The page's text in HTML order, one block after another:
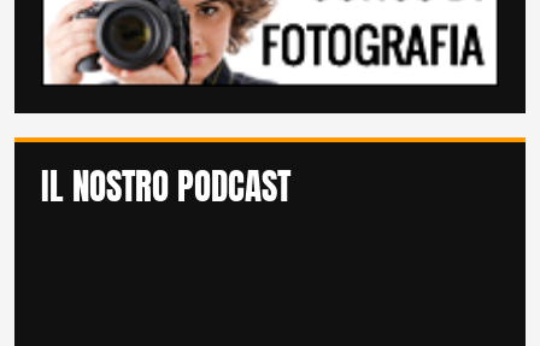
IL NOSTRO PODCAST